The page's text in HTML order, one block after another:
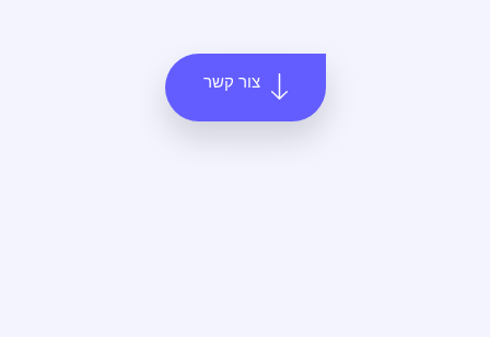
צור קשר